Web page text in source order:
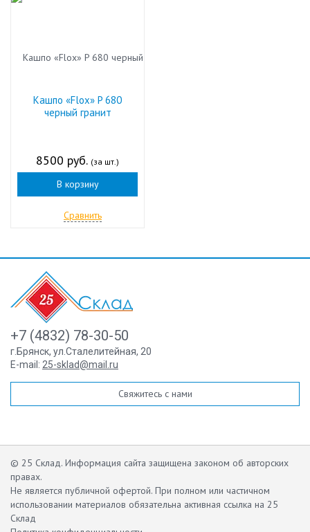
Кашпо «Flox» P 680
черный гранит
8500 руб. (за шт.)
В корзину
Сравнить
+7 (4832) 78-30-50
г.Брянск, ул.Сталелитейная, 20
E-mail: 25-sklad@mail.ru
Свяжитесь с нами
© 25 Склад. Информация сайта защищена законом об авторских
правах.
Не является публичной офертой. При полном или частичном
использовании материалов обязательна активная ссылка на 25
Склад